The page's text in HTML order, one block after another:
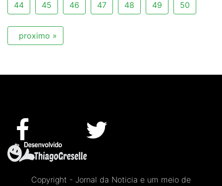
44 45 46 47 48 49 50
proximo »
Copyright - Jornal da Noticia e um meio de